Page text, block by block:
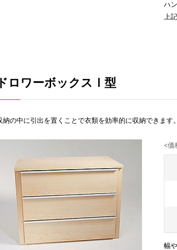
ハ
上
ドロワーボックスⅠ型
納の中に引出を置くことで衣類を効率的に収納できます。
<
幅